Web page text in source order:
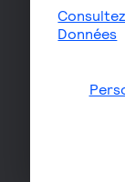
Résidence
Le
la retraite
Les
Données